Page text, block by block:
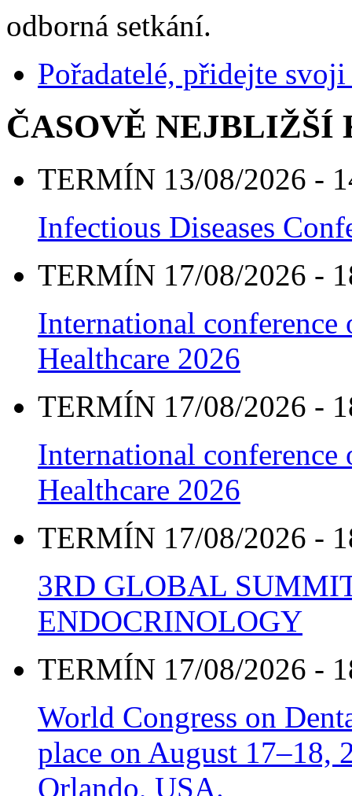
odborná setkání.
Pořadatelé, přidejte
ČASOVĚ NEJBLIŽŠÍ
TERMÍN 13/08/2026 -
Infectious Diseases
TERMÍN 17/08/2026 -
International
Healthcare 2026
TERMÍN 17/08/2026 -
International
Healthcare 2026
TERMÍN 17/08/2026 -
3RD GLOBAL
ENDOCRINOLOGY
TERMÍN 17/08/2026 -
World Congress on
place on August 17–18,
Orlando, USA.